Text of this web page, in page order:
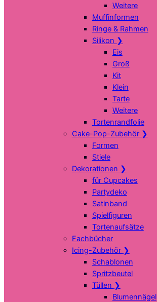
Weitere
Muffinformen
Ringe & Rahmen
Silikon ❯
Eis
Groß
Kit
Klein
Tarte
Weitere
Tortenrandfolie
Cake-Pop-Zubehör ❯
Formen
Stiele
Dekorationen ❯
für Cupcakes
Partydeko
Satinband
Spielfiguren
Tortenaufsätze
Fachbücher
Icing-Zubehör ❯
Schablonen
Spritzbeutel
Tüllen ❯
Blumennägel